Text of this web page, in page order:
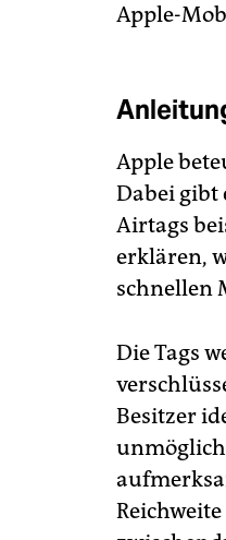
Apple-
Apple
Dabei gibt
Airtags
erklären,
schnellen
Die Tags
Besitzer